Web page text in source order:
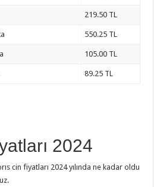
219.50 TL
550.25 TL
105.00 TL
89.25 TL
2024
cin fiyatları 2024 yılında ne kadar oldu